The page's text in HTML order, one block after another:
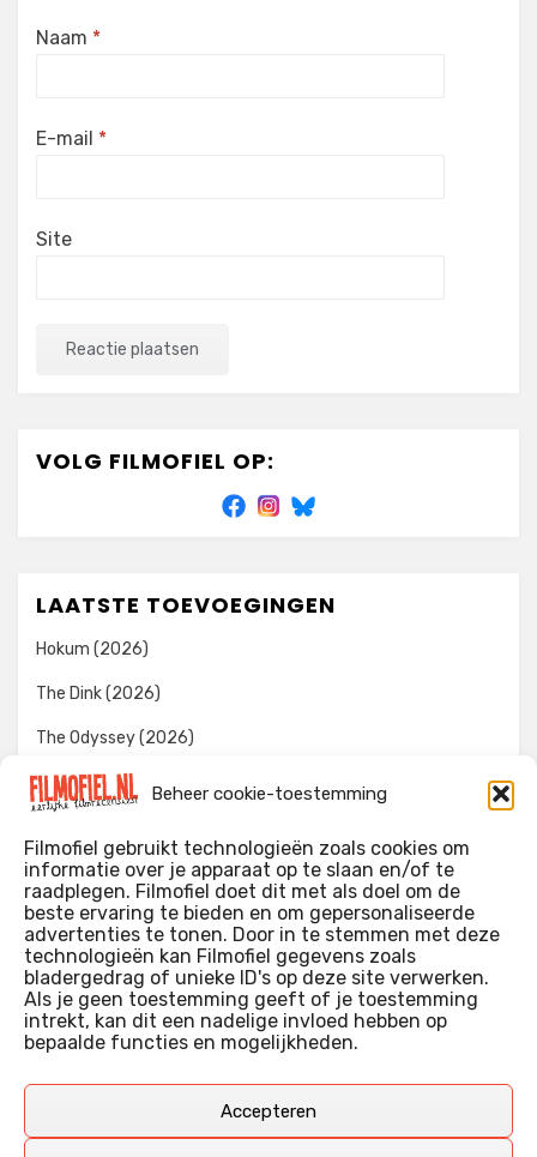
Beheer cookie-toestemming
Filmofiel gebruikt technologieën zoals cookies om
informatie over je apparaat op te slaan en/of te
raadplegen. Filmofiel doet dit met als doel om de
beste ervaring te bieden en om gepersonaliseerde
advertenties te tonen. Door in te stemmen met deze
technologieën kan Filmofiel gegevens zoals
bladergedrag of unieke ID's op deze site verwerken.
Als je geen toestemming geeft of je toestemming
intrekt, kan dit een nadelige invloed hebben op
bepaalde functies en mogelijkheden.
Accepteren
Naam *
E-mail *
Site
VOLG FILMOFIEL OP:
LAATSTE TOEVOEGINGEN
Hokum (2026)
The Dink (2026)
The Odyssey (2026)
Evil Dead Burn (2026)
WIE IK BEN…?
Ik ben ooit begonnen met m’n recensies omdat ik zoveel
films keek dat ik af en toe niet meer wist welke ik nu wel of
niet gezien had. Ik ben een filmliefhebber, heb als hobby nog
erg lang in een videotheek gewerkt, en heb als coproducent
Deze recensies zijn dan ook vooral vrij pretentieloze